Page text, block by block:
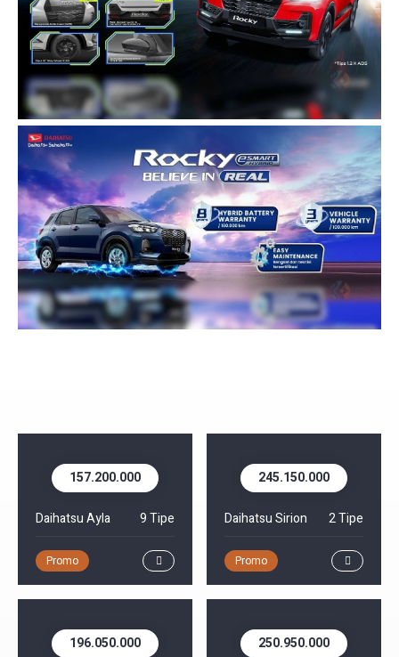
157.200.000
Daihatsu Ayla 9 Tipe
Promo
245.150.000
Daihatsu Sirion 2 Tipe
Promo
196.050.000 250.950.000